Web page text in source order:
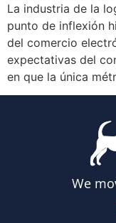
La industria de la
punto de inflexión
del comercio
expectativas del
en que la única
We